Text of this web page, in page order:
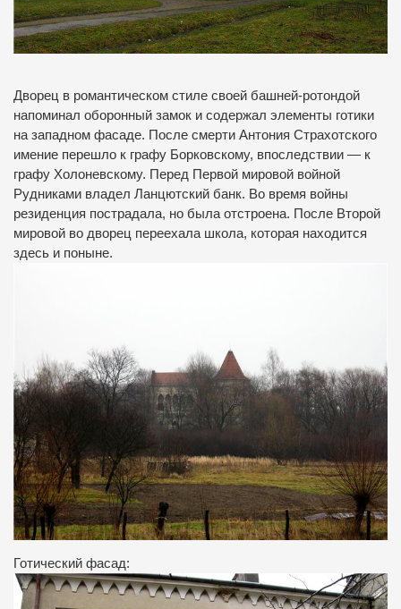
Дворец в романтическом стиле своей башней-ротондой
напоминал оборонный замок и содержал элементы готики
на западном фасаде. После смерти Антония Страхотского
имение перешло к графу Борковскому, впоследствии — к
графу Холоневскому. Перед Первой мировой войной
Рудниками владел Ланцютский банк. Во время войны
резиденция пострадала, но была отстроена. После Второй
мировой во дворец переехала школа, которая находится
здесь и поныне.
Готический фасад: